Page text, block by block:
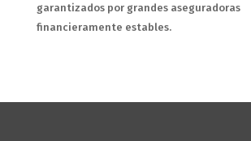
garantizados por grandes aseguradoras
financieramente estables.